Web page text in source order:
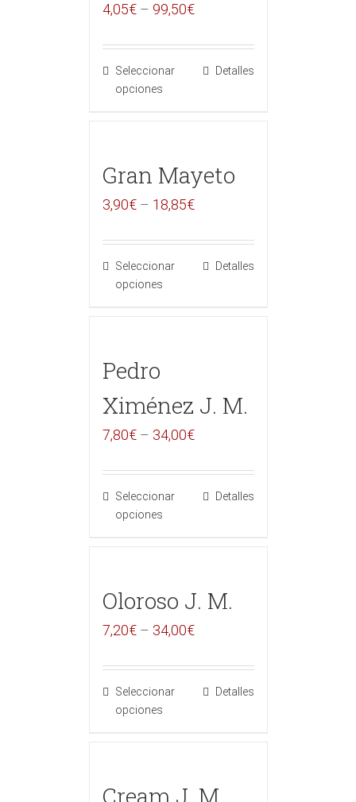
4,05€– 99,50€
Seleccionar
opciones
Detalles
Gran Mayeto
3,90€– 18,85€
Seleccionar
opciones
Detalles
Pedro
Ximénez J. M.
7,80€– 34,00€
Seleccionar
opciones
Detalles
Oloroso J. M.
7,20€– 34,00€
Seleccionar
opciones
Detalles